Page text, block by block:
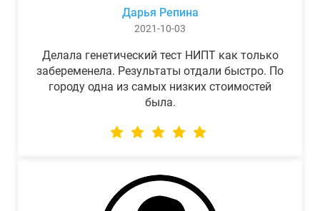
Дарья Репина
2021-10-03
Делала генетический тест НИПТ как только
забеременела. Результаты отдали быстро. По
городу одна из самых низких стоимостей
была.